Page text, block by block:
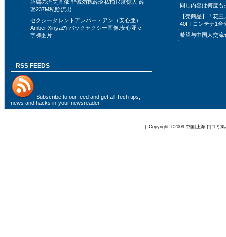
薛璐の流失画像:非诚勿扰薛璐私拍尺度惊人 薛
璐237M私照流出
セクシータレントアンバー・アン（安心亜）
Amber XinyaのIバックセクシー画像:安心亚 c
字裤图片
同じ内容は何度
【売商品】「花
40FTコンテナ1台
希望与中国人交
RSS FEEDS
Subscribe to our feed and get all Tech tips,
news and hacks in your newsreader.
| Copyright ©2009 中国[上海]口コミ掲